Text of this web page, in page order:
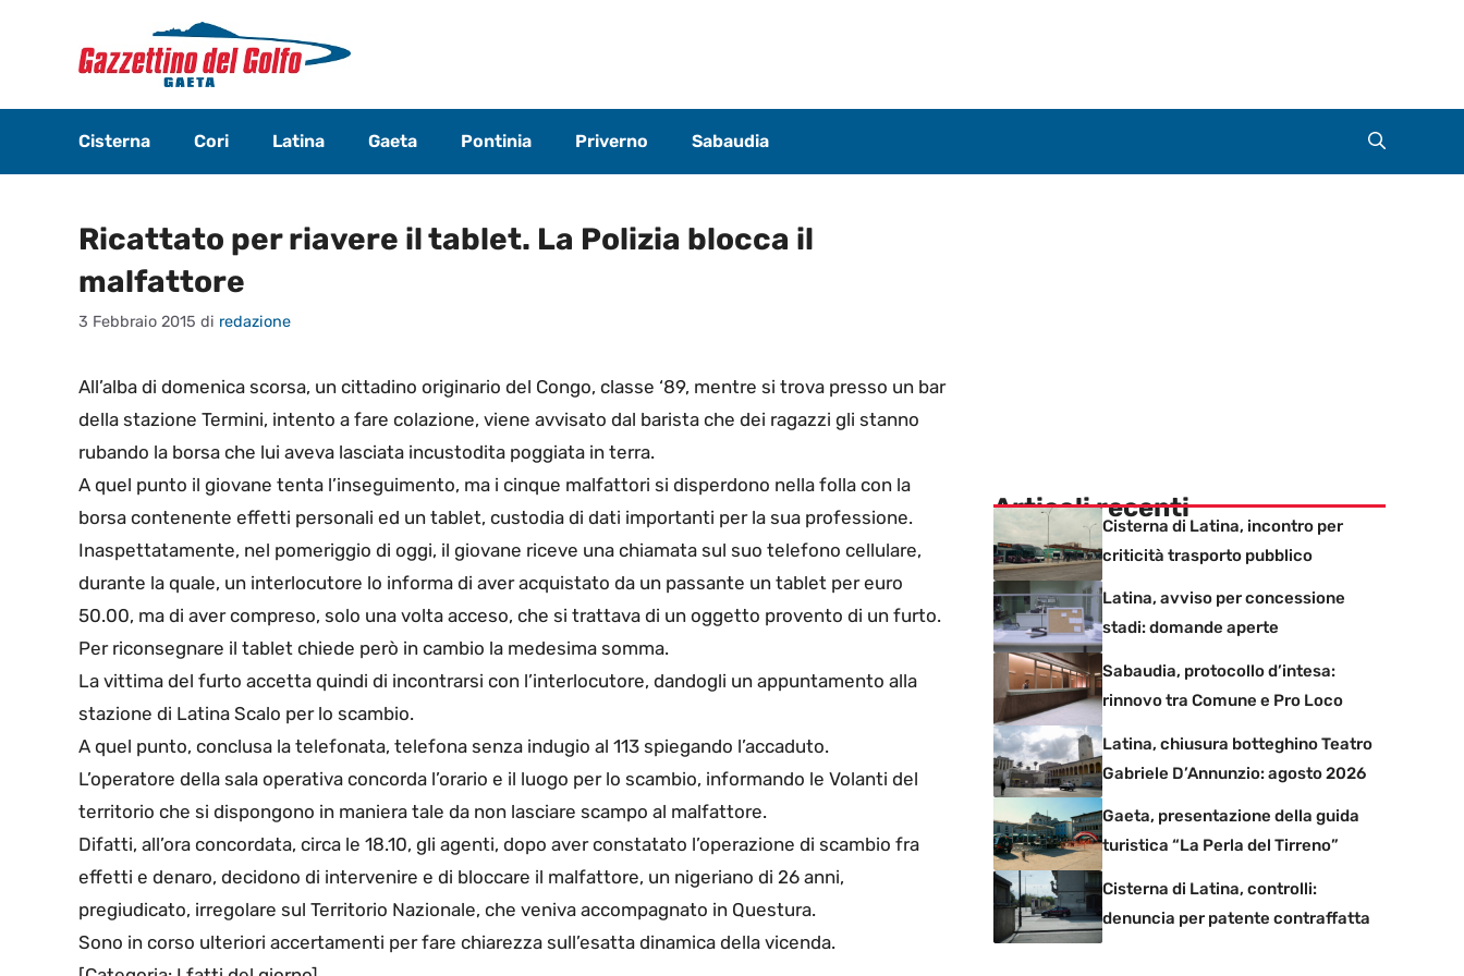
contenuto
Cisterna Cori Latina Gaeta Pontinia Priverno Sabaudia
Ricattato per riavere il tablet. La Polizia blocca il
malfattore
3 Febbraio 2015 di redazione
All’alba di domenica scorsa, un cittadino originario del Congo, classe ‘89, mentre si trova presso un bar
della stazione Termini, intento a fare colazione, viene avvisato dal barista che dei ragazzi gli stanno
rubando la borsa che lui aveva lasciata incustodita poggiata in terra.
A quel punto il giovane tenta l’inseguimento, ma i cinque malfattori si disperdono nella folla con la
borsa contenente effetti personali ed un tablet, custodia di dati importanti per la sua professione.
Inaspettatamente, nel pomeriggio di oggi, il giovane riceve una chiamata sul suo telefono cellulare,
durante la quale, un interlocutore lo informa di aver acquistato da un passante un tablet per euro
50.00, ma di aver compreso, solo una volta acceso, che si trattava di un oggetto provento di un furto.
Per riconsegnare il tablet chiede però in cambio la medesima somma.
La vittima del furto accetta quindi di incontrarsi con l’interlocutore, dandogli un appuntamento alla
stazione di Latina Scalo per lo scambio.
A quel punto, conclusa la telefonata, telefona senza indugio al 113 spiegando l’accaduto.
L’operatore della sala operativa concorda l’orario e il luogo per lo scambio, informando le Volanti del
territorio che si dispongono in maniera tale da non lasciare scampo al malfattore.
Difatti, all’ora concordata, circa le 18.10, gli agenti, dopo aver constatato l’operazione di scambio fra
effetti e denaro, decidono di intervenire e di bloccare il malfattore, un nigeriano di 26 anni,
pregiudicato, irregolare sul Territorio Nazionale, che veniva accompagnato in Questura.
Sono in corso ulteriori accertamenti per fare chiarezza sull’esatta dinamica della vicenda.
Articoli recenti
Cisterna di Latina, incontro per
criticità trasporto pubblico
Latina, avviso per concessione
stadi: domande aperte
Sabaudia, protocollo d’intesa:
rinnovo tra Comune e Pro Loco
Latina, chiusura botteghino Teatro
Gabriele D’Annunzio: agosto 2026
Gaeta, presentazione della guida
turistica “La Perla del Tirreno”
Cisterna di Latina, controlli:
denuncia per patente contraffatta